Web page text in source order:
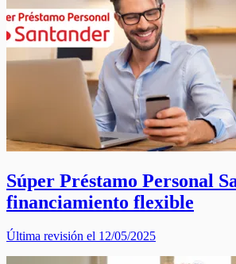
Súper Préstamo Personal
financiamiento flexible
Última revisión el 12/05/2025